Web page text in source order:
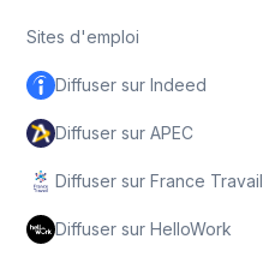
Sites d'emploi
Diffuser sur Indeed
Diffuser sur APEC
Diffuser sur France Travail
Diffuser sur HelloWork